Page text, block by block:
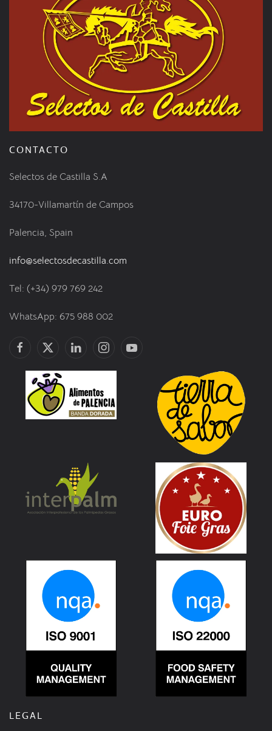
CONTACTO
Selectos de Castilla S.A
34170-Villamartín de Campos
Palencia, Spain
info@selectosdecastilla.com
Tel: (+34) 979 769 242
WhatsApp: 675 988 002
LEGAL